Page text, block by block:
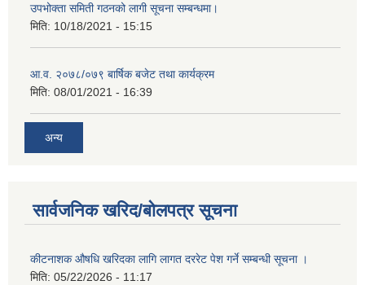
उपभोक्ता समिती गठनको लागी सूचना सम्बन्धमा।
मिति: 10/18/2021 - 15:15
आ.व. २०७८/०७९ बार्षिक बजेट तथा कार्यक्रम
मिति: 08/01/2021 - 16:39
अन्य
सार्वजनिक खरिद/बोलपत्र सूचना
कीटनाशक औषधि खरिदका लागि लागत दररेट पेश गर्ने सम्बन्धी सूचना ।
मिति: 05/22/2026 - 11:17